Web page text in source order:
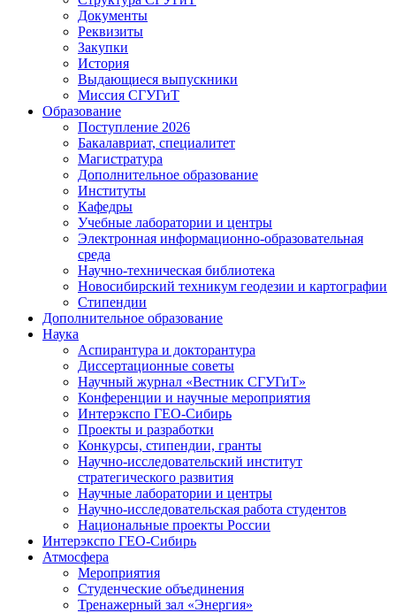
Документы
Реквизиты
Закупки
История
Выдающиеся выпускники
Миссия СГУГиТ
Образование
Поступление 2026
Бакалавриат, специалитет
Магистратура
Дополнительное образование
Институты
Кафедры
Учебные лаборатории и центры
Электронная информационно-образовательная
среда
Научно-техническая библиотека
Новосибирский техникум геодезии и картографии
Стипендии
Дополнительное образование
Наука
Аспирантура и докторантура
Диссертационные советы
Научный журнал «Вестник СГУГиТ»
Конференции и научные мероприятия
Интерэкспо ГЕО-Сибирь
Проекты и разработки
Конкурсы, стипендии, гранты
Научно-исследовательский институт
стратегического развития
Научные лаборатории и центры
Научно-исследовательская работа студентов
Национальные проекты России
Интерэкспо ГЕО-Сибирь
Атмосфера
Мероприятия
Студенческие объединения
Тренажерный зал «Энергия»